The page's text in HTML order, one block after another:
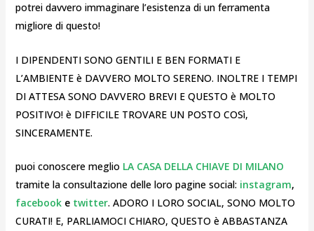
potrei davvero immaginare l’esistenza di un ferramenta
migliore di questo!
I DIPENDENTI SONO GENTILI E BEN FORMATI E
L’AMBIENTE è DAVVERO MOLTO SERENO. INOLTRE I TEMPI
DI ATTESA SONO DAVVERO BREVI E QUESTO è MOLTO
POSITIVO! è DIFFICILE TROVARE UN POSTO COSì,
SINCERAMENTE.
puoi conoscere meglio LA CASA DELLA CHIAVE DI MILANO
tramite la consultazione delle loro pagine social: instagram,
facebook e twitter. ADORO I LORO SOCIAL, SONO MOLTO
CURATI! E, PARLIAMOCI CHIARO, QUESTO è ABBASTANZA